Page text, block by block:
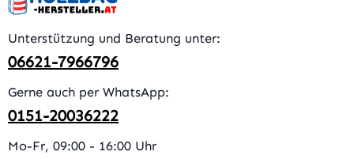
Unterstützung und Beratung unter:
06621-7966796
Gerne auch per WhatsApp:
0151-20036222
Mo-Fr, 09:00 - 16:00 Uhr